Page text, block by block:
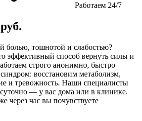
Работаем 24/7
болью, тошнотой и слабостью?
эффективный способ вернуть силы и
строго анонимно, быстро
восстановим метаболизм,
и тревожность. Наши специалисты
— у вас дома или в клинике.
через час вы почувствуете